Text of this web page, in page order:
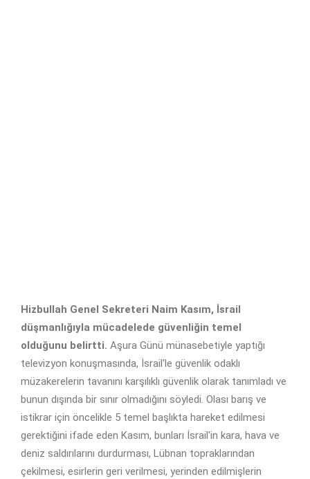
Hizbullah Genel Sekreteri Naim Kasım, İsrail
düşmanlığıyla mücadelede güvenliğin temel
olduğunu belirtti. Aşura Günü münasebetiyle yaptığı
televizyon konuşmasında, İsrail'le güvenlik odaklı
müzakerelerin tavanını karşılıklı güvenlik olarak tanımladı ve
bunun dışında bir sınır olmadığını söyledi. Olası barış ve
istikrar için öncelikle 5 temel başlıkta hareket edilmesi
gerektiğini ifade eden Kasım, bunları İsrail'in kara, hava ve
deniz saldırılarını durdurması, Lübnan topraklarından
çekilmesi, esirlerin geri verilmesi, yerinden edilmişlerin